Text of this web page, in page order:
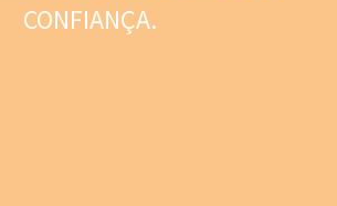
CONFIANÇA.